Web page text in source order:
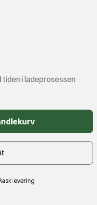
i ladeprosessen
levering